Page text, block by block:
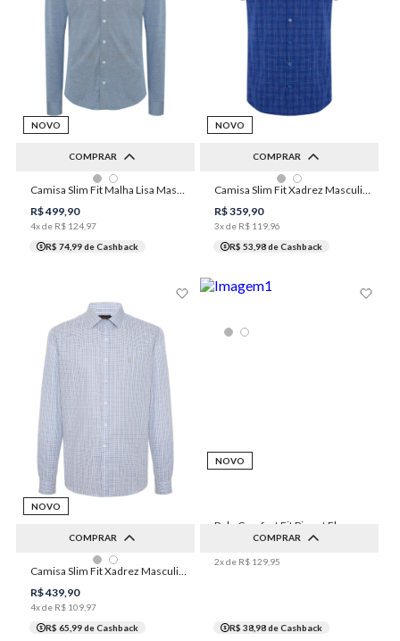
NOVO
COMPRAR
2 3 4 5
R$499 90
4x de R$ 124 97
R$ 74,99de Cashback
NOVO
COMPRAR
1 2 3 4 5
R$359 90
3x de R$ 119 96
R$ 53,98de Cashback
NOVO
COMPRAR
1 2 3 4 5
Camisa Slim Fit Xadrez Masculina Individual
R$439,90
4x de R$ 109 97
R$ 65,99de Cashback
NOVO
COMPRAR
2x de R$ 129 95
R$ 38,98de Cashback